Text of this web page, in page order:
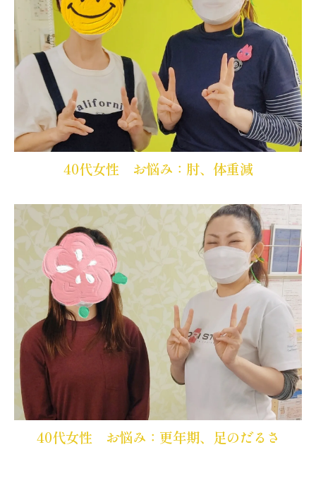
40代女性 お悩み：肘、体重減
40代女性 お悩み：更年期、足のだるさ